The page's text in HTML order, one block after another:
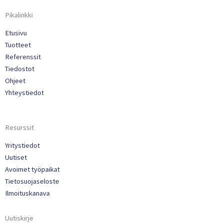
Pikalinkki
Etusivu
Tuotteet
Referenssit
Tiedostot
Ohjeet
Yhteystiedot
Resurssit
Yritystiedot
Uutiset
Avoimet työpaikat
Tietosuojaseloste
Ilmoituskanava
Uutiskirje